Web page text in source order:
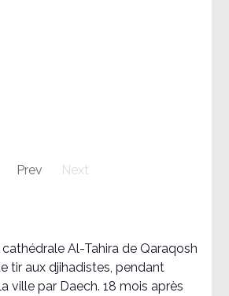
Prev Next
cathédrale Al-Tahira de Qaraqosh
tir aux djihadistes, pendant
ville par Daech. 18 mois après